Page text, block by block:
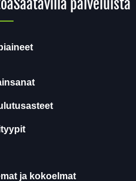
Saatavilla palveluista
ja kokoelmat